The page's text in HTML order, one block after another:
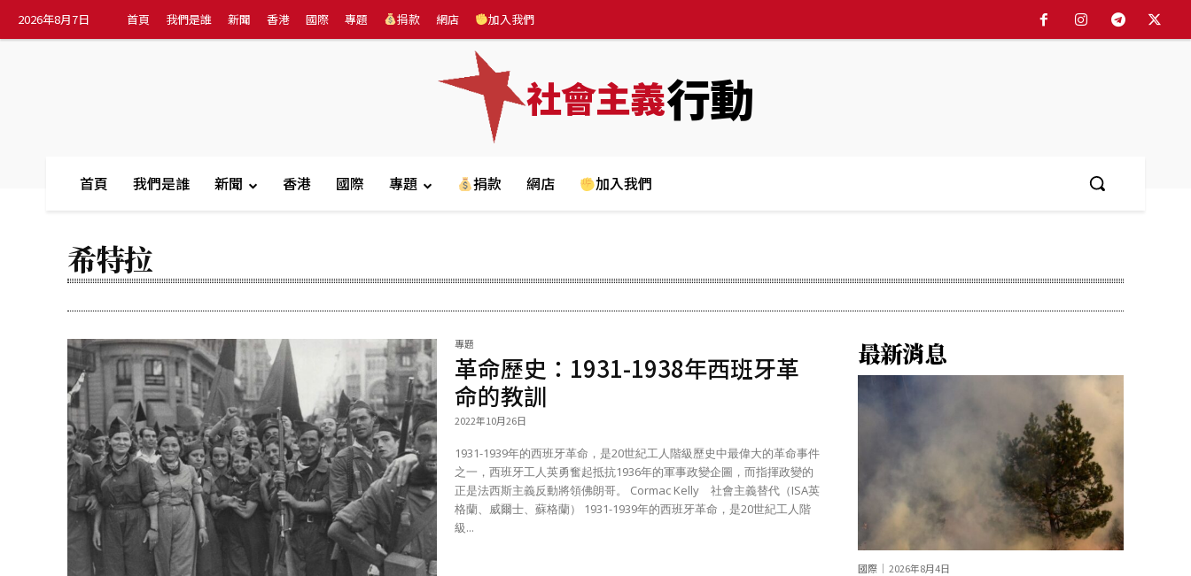
2026年8月7日 首頁 我們是誰 新聞 香港 國際 專題 捐款 網店 加入我們
社會主義行動
首頁 我們是誰 新聞 香港 國際 專題 捐款 網店 加入我們
希特拉
專題
革命歷史：1931-1938年西班牙革
命的教訓
2022年10月26日
1931-1939年的西班牙革命，是20世紀工人階級歷史中最偉大的革命事件
之一，西班牙工人英勇奮起抵抗1936年的軍事政變企圖，而指揮政變的
正是法西斯主義反動將領佛朗哥。 Cormac Kelly 社會主義替代（ISA英
格蘭、威爾士、蘇格蘭） 1931-1939年的西班牙革命，是20世紀工人階
級...
最新消息
國際 2026年8月4日